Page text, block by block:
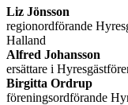
Liz Jönsson
regionordförande
Halland
Alfred Johansson
ersättare i
Birgitta Ordrup
föreningsordförande